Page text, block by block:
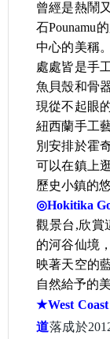
曾經是熱鬧
石Pounamu
中心的美稱
處處皆是手
魚貝殼和骨
現從不起眼
紐西蘭手工
別安排於霍
可以在鎮上
歷史小鎮的
◎Hokitika
觀景台,欣賞
的河谷仙境
映著天空的
自然給予的
★West
道落成於